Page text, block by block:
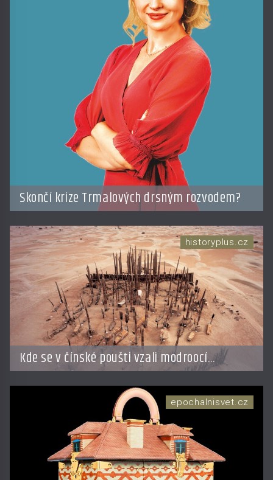
Skončí krize Trmalových drsným rozvodem?
Kde se v čínské poušti vzali modroocí
blonďáci?
historyplus.cz
epochalnisvet.cz